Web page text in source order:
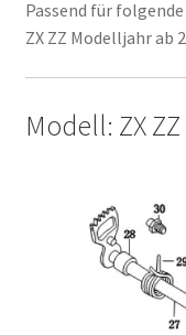
Passend für
ZX ZZ Modelljahr ab
Modell: ZX